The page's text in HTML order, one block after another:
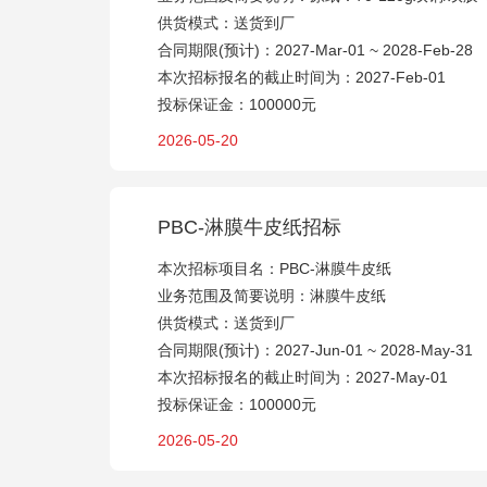
供货模式：送货到厂
合同期限(预计)：2027-Mar-01 ~ 2028-Feb-28
本次招标报名的截止时间为：2027-Feb-01
投标保证金：100000元
2026-05-20
PBC-淋膜牛皮纸招标
本次招标项目名：PBC-淋膜牛皮纸
业务范围及简要说明：淋膜牛皮纸
供货模式：送货到厂
合同期限(预计)：2027-Jun-01 ~ 2028-May-31
本次招标报名的截止时间为：2027-May-01
投标保证金：100000元
2026-05-20